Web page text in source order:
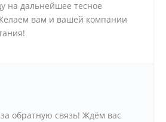
на дальнейшее тесное
вам и вашей компании
обратную связь! Ждём вас